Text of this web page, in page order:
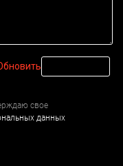
свое
данных